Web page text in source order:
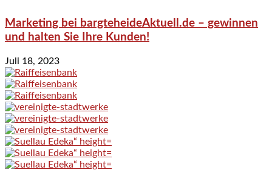
Marketing bei bargteheideAktuell.de – gewinnen
und halten Sie Ihre Kunden!
Juli 18, 2023